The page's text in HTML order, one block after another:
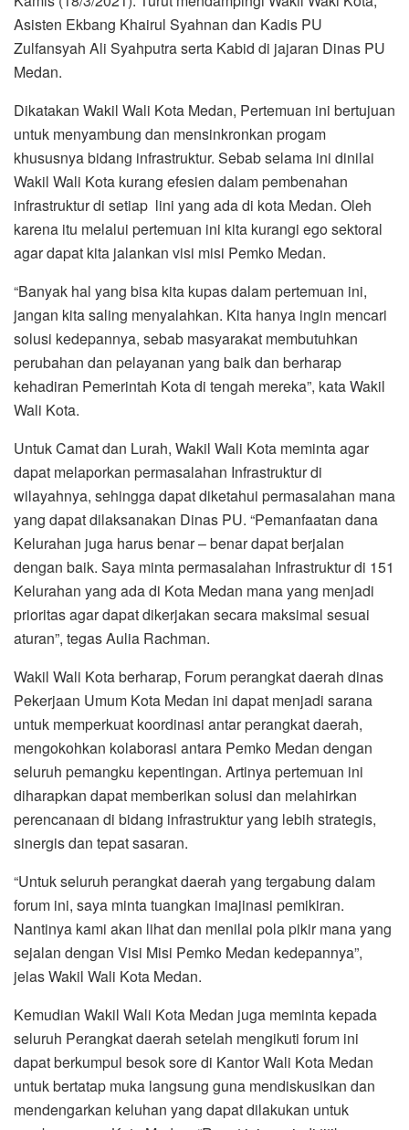
Asisten Ekbang Khairul Syahnan dan Kadis PU
Zulfansyah Ali Syahputra serta Kabid di jajaran Dinas PU
Medan.
Dikatakan Wakil Wali Kota Medan, Pertemuan ini bertujuan
untuk menyambung dan mensinkronkan progam
khususnya bidang infrastruktur. Sebab selama ini dinilai
Wakil Wali Kota kurang efesien dalam pembenahan
infrastruktur di setiap lini yang ada di kota Medan. Oleh
karena itu melalui pertemuan ini kita kurangi ego sektoral
agar dapat kita jalankan visi misi Pemko Medan.
“Banyak hal yang bisa kita kupas dalam pertemuan ini,
jangan kita saling menyalahkan. Kita hanya ingin mencari
solusi kedepannya, sebab masyarakat membutuhkan
perubahan dan pelayanan yang baik dan berharap
kehadiran Pemerintah Kota di tengah mereka”, kata Wakil
Wali Kota.
Untuk Camat dan Lurah, Wakil Wali Kota meminta agar
dapat melaporkan permasalahan Infrastruktur di
wilayahnya, sehingga dapat diketahui permasalahan mana
yang dapat dilaksanakan Dinas PU. “Pemanfaatan dana
Kelurahan juga harus benar – benar dapat berjalan
dengan baik. Saya minta permasalahan Infrastruktur di 151
Kelurahan yang ada di Kota Medan mana yang menjadi
prioritas agar dapat dikerjakan secara maksimal sesuai
aturan”, tegas Aulia Rachman.
Wakil Wali Kota berharap, Forum perangkat daerah dinas
Pekerjaan Umum Kota Medan ini dapat menjadi sarana
untuk memperkuat koordinasi antar perangkat daerah,
mengokohkan kolaborasi antara Pemko Medan dengan
seluruh pemangku kepentingan. Artinya pertemuan ini
diharapkan dapat memberikan solusi dan melahirkan
perencanaan di bidang infrastruktur yang lebih strategis,
sinergis dan tepat sasaran.
“Untuk seluruh perangkat daerah yang tergabung dalam
forum ini, saya minta tuangkan imajinasi pemikiran.
Nantinya kami akan lihat dan menilai pola pikir mana yang
sejalan dengan Visi Misi Pemko Medan kedepannya”,
jelas Wakil Wali Kota Medan.
Kemudian Wakil Wali Kota Medan juga meminta kepada
seluruh Perangkat daerah setelah mengikuti forum ini
dapat berkumpul besok sore di Kantor Wali Kota Medan
untuk bertatap muka langsung guna mendiskusikan dan
mendengarkan keluhan yang dapat dilakukan untuk